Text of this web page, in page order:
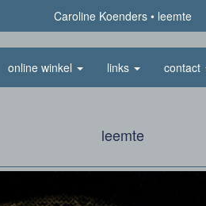
Caroline Koenders leemte
online winkel links contact
leemte